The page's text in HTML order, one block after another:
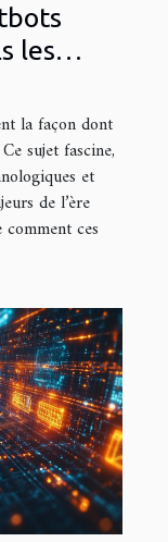
les
?
la façon dont
sujet fascine,
et
de l’ère
ces